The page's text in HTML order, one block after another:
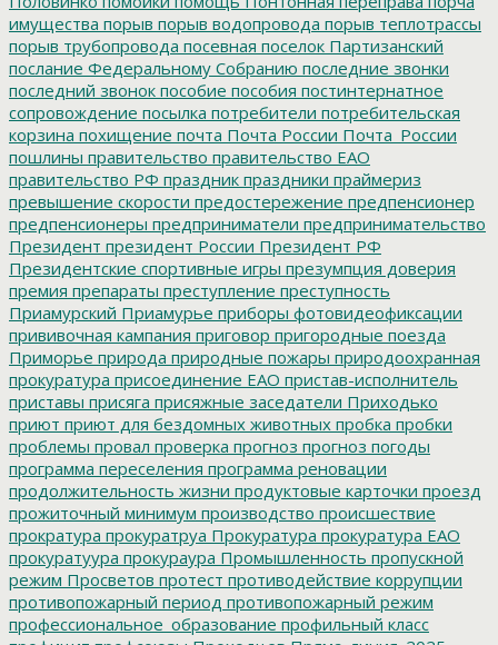
имущества порыв порыв водопровода порыв теплотрассы
порыв трубопровода посевная поселок Партизанский
послание Федеральному Собранию последние звонки
последний звонок пособие пособия постинтернатное
сопровождение посылка потребители потребительская
корзина похищение почта Почта России Почта_России
пошлины правительство правительство ЕАО
правительство РФ праздник праздники праймериз
превышение скорости предостережение предпенсионер
предпенсионеры предприниматели предпринимательство
Президент президент России Президент РФ
Президентские спортивные игры презумпция доверия
премия препараты преступление преступность
Приамурский Приамурье приборы фотовидеофиксации
прививочная кампания приговор пригородные поезда
Приморье природа природные пожары природоохранная
прокуратура присоединение ЕАО пристав-исполнитель
приставы присяга присяжные заседатели Приходько
приют приют для бездомных животных пробка пробки
проблемы провал проверка прогноз прогноз погоды
программа переселения программа реновации
продолжительность жизни продуктовые карточки проезд
прожиточный минимум производство происшествие
прократура прокуратруа Прокуратура прокуратура ЕАО
прокуратуура прокураура Промышленность пропускной
режим Просветов протест противодействие коррупции
противопожарный период противопожарный режим
профессиональное_образование профильный класс